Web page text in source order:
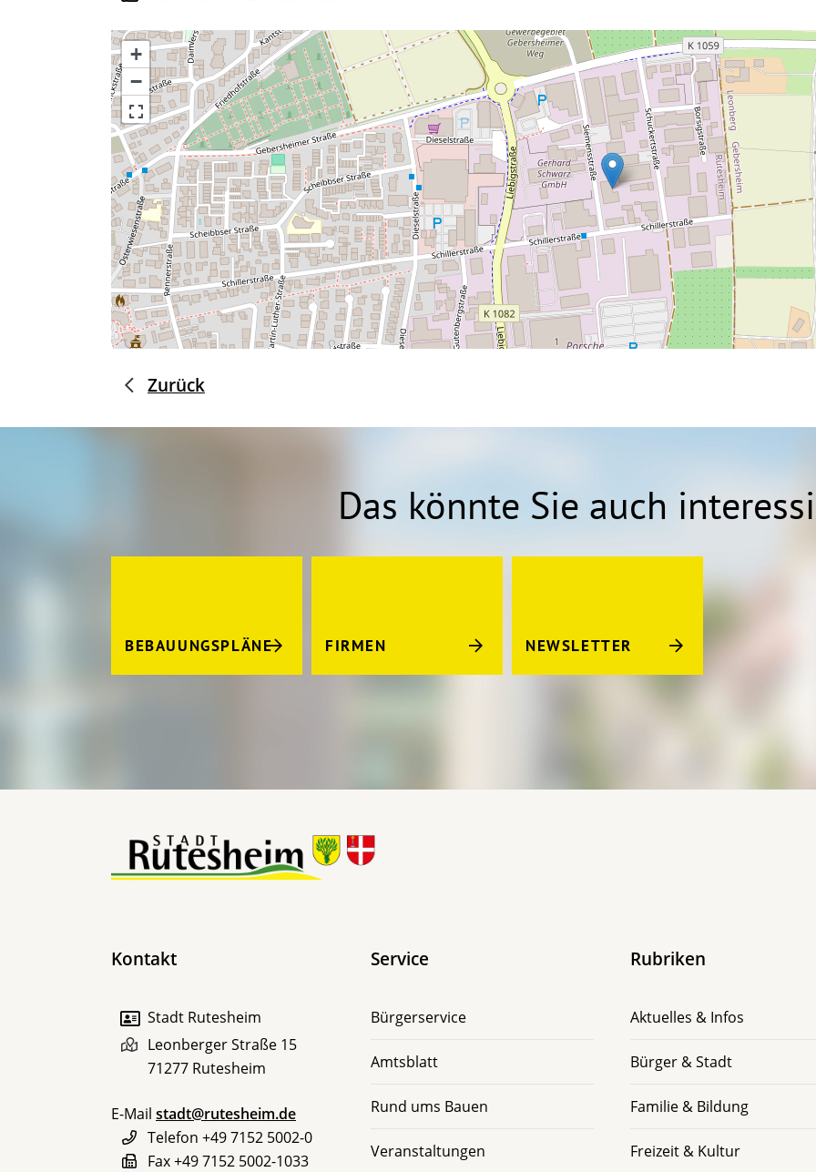
+
−
Zurück
Das könnte Sie auch
BEBAUUNGSPLÄNE FIRMEN NEWSLETTER
Kontakt
Stadt Rutesheim
Leonberger Straße 15
71277 Rutesheim
E-Mail stadt@rutesheim.de
Telefon +49 7152 5002-0
Fax+49 7152 5002-1033
Service
Bürgerservice
Amtsblatt
Rund ums Bauen
Veranstaltungen
Rubriken
Aktuelles & Infos
Bürger & Stadt
Familie & Bildung
Freizeit & Kultur